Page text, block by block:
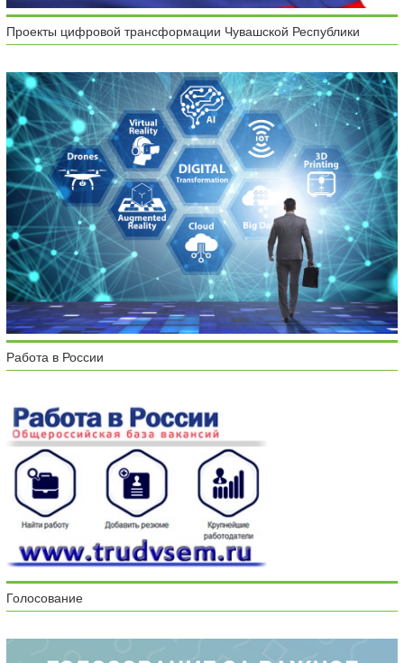
Проекты цифровой трансформации Чувашской Республики
Работа в России
Голосование